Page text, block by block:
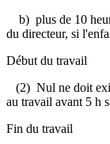
b) plus de 10
du directeur, si
Début du travail
(2) Nul ne doit
au travail avant 5 h
Fin du travail